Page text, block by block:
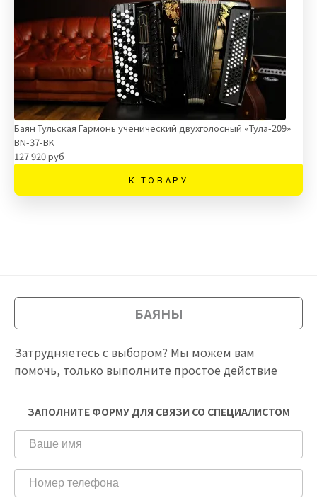
Баян Тульская Гармонь ученический двухголосный «Тула-209»
BN-37-BK
127 920 руб
К ТОВАРУ
БАЯНЫ
Затрудняетесь с выбором? Мы можем вам
помочь, только выполните простое действие
ЗАПОЛНИТЕ ФОРМУ ДЛЯ СВЯЗИ СО СПЕЦИАЛИСТОМ